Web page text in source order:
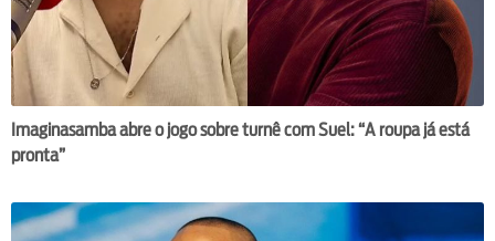
Imaginasamba abre o jogo sobre turnê com Suel: “A roupa já está
pronta”